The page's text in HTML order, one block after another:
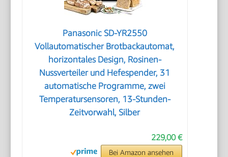
Panasonic SD-YR2550
Vollautomatischer Brotbackautomat,
horizontales Design, Rosinen-
Nussverteiler und Hefespender, 31
automatische Programme, zwei
Temperatursensoren, 13-Stunden-
Zeitvorwahl, Silber
229,00 €
Bei Amazon ansehen